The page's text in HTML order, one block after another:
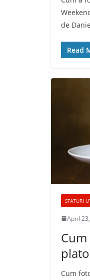
de
Read
SFATURI
April
Cum